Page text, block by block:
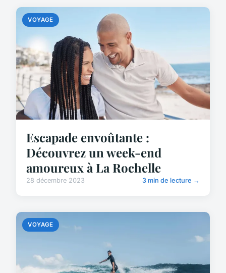
VOYAGE
Escapade envoûtante :
Découvrez un week-end
amoureux à La Rochelle
28 décembre 2023 3 min de lecture →
VOYAGE